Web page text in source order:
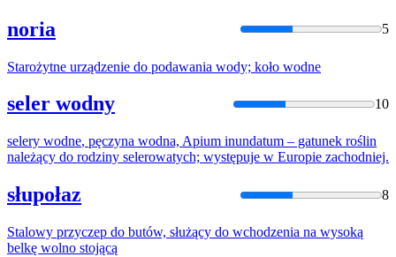
noria 5
Starożytne urządzenie do podawania wody; koło wodne
seler wodny 10
selery wodne, pęczyna wodna, Apium inundatum – gatunek roślin
należący do rodziny selerowatych; występuje w Europie zachodniej.
słupołaz 8
Stalowy przyczep do butów, służący do wchodzenia na wysoką
belkę wolno stojącą